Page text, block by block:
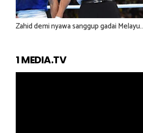
Zahid demi nyawa sanggup gadai Melayu..
1 MEDIA.TV